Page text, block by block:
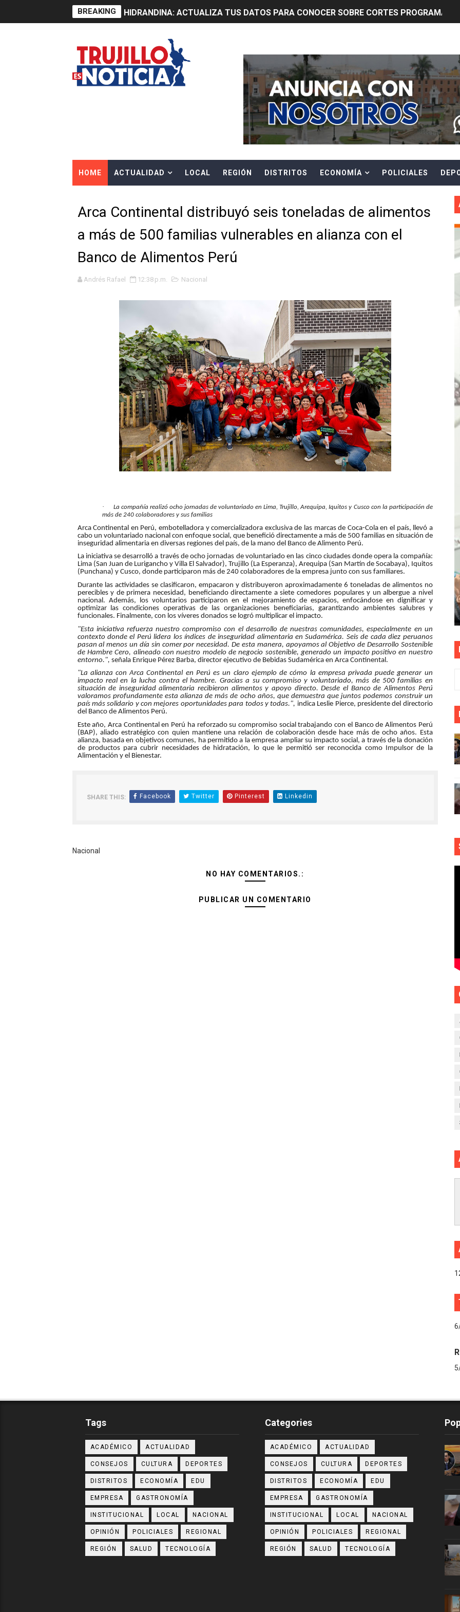
BREAKING HIDRANDINA: ACTUALIZA TUS DATOS PARA CONOCER SOBRE CORTES
Construye Experto de Cementos Pacasmayo convierte el esfuerzo del maestro de
OSIPTEL frente a robo de celulares: usuarios recuperarán su línea tras verificación
IPE: Nuevo gobierno debe priorizar el impulso a la inversión privada y medidas contra
HIDRANDINA ALERTA SOBRE FALSOS TRABAJADORES Y BRINDA RECOMENDACIONES
HASTA EL 2 DE AGOSTO TIENEN PLAZO PARA PONERSE AL DÍA EN SU RECIBO Y
Caja Arequipa lanza tercera edición del concurso nacional Orgullo Emprendedor con
Tres de cada cuatro atenciones del OSIPTEL estuvieron relacionadas con el servicio
OSIPTEL: nueve de cada 10 atenciones a usuarios de La Libertad fueron sobre el
14 COLEGIOS DE TRUJILLO Y VIRÚ BUSCAN LA ACREDITACIÓN DEL PROGRAMA
¿Viajas por Fiestas Patrias? Así puedes evitar pagar por telefonía, internet o
JAMES PÉREZ ASEGURA QUE EN SUS PRIMEROS MESES DE GESTIÓN RECUPERARÁ
MÁS DE 12 MIL USUARIOS QUEDARON SIN ENERGÍA POR NO RESPETARSE LAS
OSIPTEL: Ahora dar de baja tu servicio de internet o telefonía solo toma un día hábil
¿Viajas por fiestas patrias? OSIPTEL recomienda verificar la cobertura móvil de tu
REGULARIZA TUS DEUDAS POR VIDEO GESTIÓN, ACCEDE A FACILIDADES DE PAGO Y
HIDRANDINA: POR FIESTAS PATRIAS APROVECHA LAS FACILIDADES DE PAGO PARA
OSIPTEL: empresas operadoras están obligadas a verificar tope de 7 líneas móviles
Yape habilita envío de remesas a Venezuela sin comisión tras emergencia por
HIDRANDINA ADVIERTE QUE ESTÁ PROHIBIDO COLOCAR PANCARTAS Y PROPAGANDA
HOME ACTUALIDAD LOCAL REGIÓN DISTRITOS ECONOMÍA POLICIALES
Arca Continental distribuyó seis toneladas de alimentos
a más de 500 familias vulnerables en alianza con el
Banco de Alimentos Perú
Andrés Rafael 12:38 p.m. Nacional
·
La compañía realizó ocho jornadas de voluntariado en Lima, Trujillo, Arequipa, Iquitos y Cusco con la participación de
más de 240 colaboradores y sus familias
Arca Continental en Perú, embotelladora y comercializadora exclusiva de las marcas de Coca-Cola en el país, llevó a
cabo un voluntariado nacional con enfoque social, que benefició directamente a más de 500 familias en situación de
inseguridad alimentaria en diversas regiones del país, de la mano del Banco de Alimento Perú.
La iniciativa se desarrolló a través de ocho jornadas de voluntariado en las cinco ciudades donde opera la compañía:
Lima (San Juan de Lurigancho y Villa El Salvador), Trujillo (La Esperanza), Arequipa (San Martín de Socabaya), Iquitos
(Punchana) y Cusco, donde participaron más de 240 colaboradores de la empresa junto con sus familiares.
Durante las actividades se clasificaron, empacaron y distribuyeron aproximadamente 6 toneladas de alimentos no
perecibles y de primera necesidad, beneficiando directamente a siete comedores populares y un albergue a nivel
nacional. Además, los voluntarios participaron en el mejoramiento de espacios, enfocándose en dignificar y
optimizar las condiciones operativas de las organizaciones beneficiarias, garantizando ambientes salubres y
funcionales. Finalmente, con los víveres donados se logró multiplicar el impacto.
"Esta iniciativa refuerza nuestro compromiso con el desarrollo de nuestras comunidades, especialmente en un
contexto donde el Perú lidera los índices de inseguridad alimentaria en Sudamérica. Seis de cada diez peruanos
pasan al menos un día sin comer por necesidad. De esta manera, apoyamos al Objetivo de Desarrollo Sostenible
de Hambre Cero, alineado con nuestro modelo de negocio sostenible, generado un impacto positivo en nuestro
entorno.", señala Enrique Pérez Barba, director ejecutivo de Bebidas Sudamérica en Arca Continental.
"La alianza con Arca Continental en Perú es un claro ejemplo de cómo la empresa privada puede generar un
impacto real en la lucha contra el hambre. Gracias a su compromiso y voluntariado, más de 500 familias en
situación de inseguridad alimentaria recibieron alimentos y apoyo directo. Desde el Banco de Alimentos Perú
valoramos profundamente esta alianza de más de ocho años, que demuestra que juntos podemos construir un
país más solidario y con mejores oportunidades para todos y todas.", indica Leslie Pierce, presidente del directorio
del Banco de Alimentos Perú.
Este año, Arca Continental en Perú ha reforzado su compromiso social trabajando con el Banco de Alimentos Perú
(BAP), aliado estratégico con quien mantiene una relación de colaboración desde hace más de ocho años. Esta
alianza, basada en objetivos comunes, ha permitido a la empresa ampliar su impacto social, a través de la donación
de productos para cubrir necesidades de hidratación, lo que le permitió ser reconocida como Impulsor de la
Alimentación y el Bienestar.
SHARE THIS: Facebook Twitter Pinterest Linkedin
Nacional
NO HAY COMENTARIOS.:
PUBLICAR UN COMENTARIO
Tags
ACADÉMICO ACTUALIDAD
CONSEJOS CULTURA DEPORTES
DISTRITOS ECONOMÍA EDU
EMPRESA GASTRONOMÍA
INSTITUCIONAL LOCAL NACIONAL
OPINIÓN POLICIALES REGIONAL
REGIÓN SALUD TECNOLOGÍA
Categories
ACADÉMICO ACTUALIDAD
CONSEJOS CULTURA DEPORTES
DISTRITOS ECONOMÍA EDU
EMPRESA GASTRONOMÍA
INSTITUCIONAL LOCAL NACIONAL
OPINIÓN POLICIALES REGIONAL
REGIÓN SALUD TECNOLOGÍA